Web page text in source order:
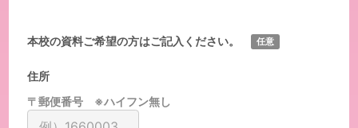
本校の資料ご希望の方はご記入ください。 任意
住所
〒郵便番号 ※ハイフン無し